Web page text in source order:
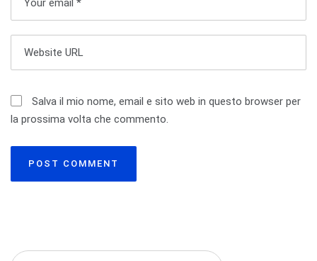
a
t
i
c
l
Salva il mio nome, email e sito web in questo browser per
la prossima volta che commento.